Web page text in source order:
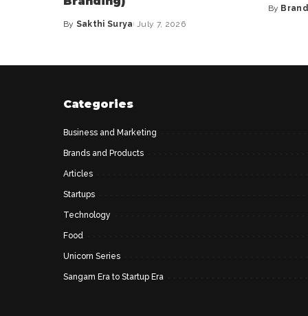
Posted
By Sakthi Surya July 7, 2026
Posted
By
Categories
Business and Marketing
Brands and Products
Articles
Startups
Technology
Food
Unicorn Series
Sangam Era to Startup Era